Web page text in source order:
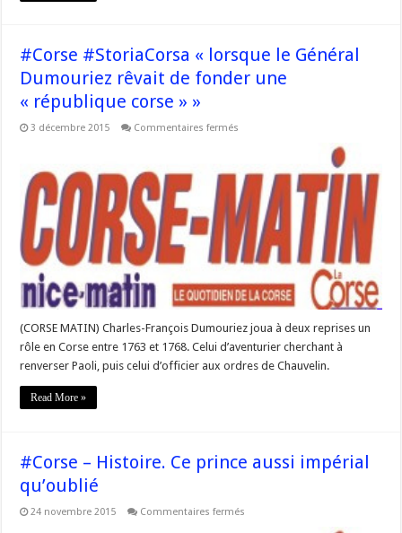
#Corse #StoriaCorsa « lorsque le Général
Dumouriez rêvait de fonder une
« république corse » »
3 décembre 2015 Commentaires fermés
le
Général
Dumouriez
rêvait
de
fonder
une
« république
corse » »
(CORSE MATIN) Charles-François Dumouriez joua à deux reprises un
rôle en Corse entre 1763 et 1768. Celui d’aventurier cherchant à
renverser Paoli, puis celui d’officier aux ordres de Chauvelin.
Read More »
#Corse – Histoire. Ce prince aussi impérial
qu’oublié
24 novembre 2015 Commentaires fermés